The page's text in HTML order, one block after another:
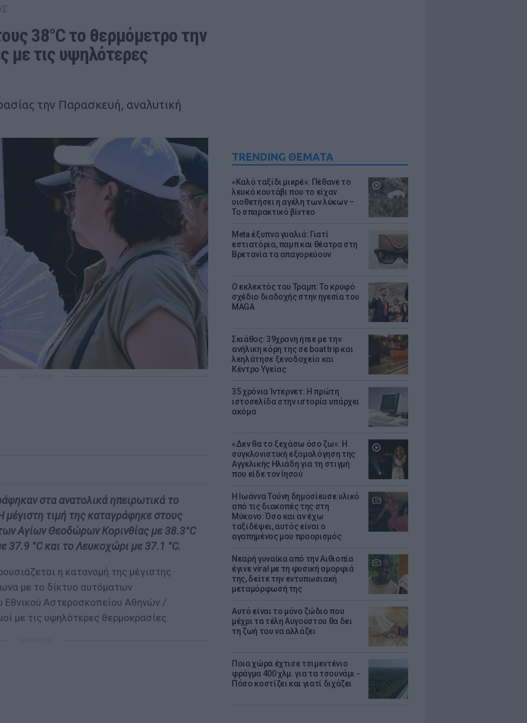
TRENDING ΘΕΜΑΤΑ
«Καλό ταξίδι μικρέ»: Πέθανε το
λευκό κουτάβι που το είχαν
υιοθετήσει η αγέλη των λύκων –
Το σπαρακτικό βίντεο
Meta έξυπνα γυαλιά: Γιατί
εστιατόρια, παμπ και θέατρα στη
Βρετανία τα απαγορεύουν
Ο εκλεκτός του Τραμπ: Το κρυφό
σχέδιο διαδοχής στην ηγεσία του
MAGA
Σκιάθος: 39χρονη ήπιε με την
ανήλικη κόρη της σε boat trip και
λεηλάτησε ξενοδοχείο και
Κέντρο Υγείας
35 χρόνια Ίντερνετ: Η πρώτη
ιστοσελίδα στην ιστορία υπάρχει
ακόμα
«Δεν θα το ξεχάσω όσο ζω»: Η
συγκλονιστική εξομολόγηση της
Αγγελικής Ηλιάδη για τη στιγμή
που είδε τον Ιησού
Η Ιωάννα Τούνη δημοσίευσε υλικό
από τις διακοπές της στη
Μύκονο: Όσο και αν έχω
ταξιδέψει, αυτός είναι ο
αγαπημένος μου προορισμός
Νεαρή γυναίκα από την Αιθιοπία
έγινε viral με τη φυσική ομορφιά
της, δείτε την εντυπωσιακή
μεταμόρφωσή της
Αυτό είναι το μόνο ζώδιο που
μέχρι τα τέλη Αυγούστου θα δει
τη ζωή του να αλλάζει
Ποια χώρα έχτισε τσιμεντένιο
φράγμα 400 χλμ. για τα τσουνάμι -
Πόσο κοστίζει και γιατί διχάζει
38°C το θερμόμετρο την
με τις υψηλότερες
την Παρασκευή, αναλυτική
στα ανατολικά ηπειρωτικά το
τιμή της καταγράφηκε στους
Αγίων Θεοδώρων Κορινθίας με 38.3°C
37.9 °C και το Λευκοχώρι με 37.1 °C.
η κατανομή της μέγιστης
με το δίκτυο αυτόματων
Αστεροσκοπείου Αθηνών /
με τις υψηλότερες θερμοκρασίες.